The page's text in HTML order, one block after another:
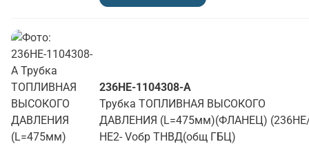
236НЕ-1104308-А
Трубка ТОПЛИВНАЯ ВЫСОКОГО
ДАВЛЕНИЯ (L=475мм)(ФЛАНЕЦ)
НЕ2- Vобр ТНВД(общ ГБЦ)